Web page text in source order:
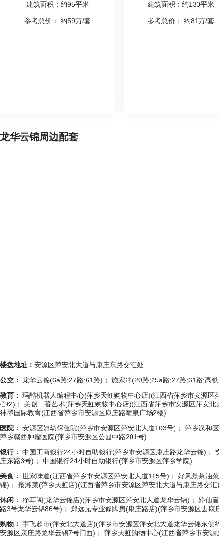
建筑面积：约95平米
参考总价： 约59万/套
建筑面积：约130平米
参考总价： 约81万/套
龙华云锦周边配套
楼盘地址： 安源区萍安北大道与康庄东路交汇处
公交： 龙华云锦(6a路;27路;61路)； 施家冲(20路;25a路;27路;61路;高
教育： 玛酷机器人编程中心(萍乡天虹购物中心店)(江西省萍乡市安源
心f2)； 美创一蕃艺术(萍乡天虹购物中心店)(江西省萍乡市安源区萍安
神墨国际教育(江西省萍乡市安源区康庄路喷泉广场2楼)
医院： 安源区妇幼保健院(萍乡市安源区萍安北大道103号)； 萍乡汉和
萍乡赣西肿瘤医院(萍乡市安源区公园中路201号)
银行： 中国工商银行24小时自助银行(萍乡市安源区康庄路龙华云锦)；
庄东路3号)； 中国银行24小时自助银行(萍乡市安源区萍乡学院)
美食： 世家味道(江西省萍乡市安源区萍安北大道115号)； 好风景茶油
锦)； 最湘菜(萍乡天虹店)(江西省萍乡市安源区萍安北大道与康庄路交
休闲： 净耳阁(龙华云锦店)(萍乡市安源区萍安北大道龙华云锦)； 婷仙
路3号龙华云锦86号)； 郑远元专业修脚房(康庄路店)(萍乡市安源区去康
购物： 宇飞超市(萍安北大道店)(萍乡市安源区萍安北大道龙华云锦东
安源区康庄路龙华云锦7号门面)； 萍乡天虹购物中心(江西省萍乡市安